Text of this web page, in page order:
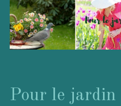
Pour le jardin